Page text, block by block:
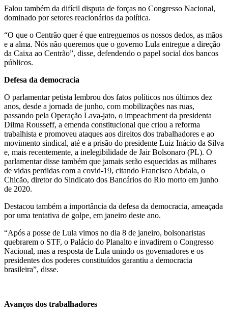
Falou também da difícil disputa de forças no Congresso Nacional,
dominado por setores reacionários da política.
“O que o Centrão quer é que entreguemos os nossos dedos, as mãos
e a alma. Nós não queremos que o governo Lula entregue a direção
da Caixa ao Centrão”, disse, defendendo o papel social dos bancos
públicos.
Defesa da democracia
O parlamentar petista lembrou dos fatos políticos nos últimos dez
anos, desde a jornada de junho, com mobilizações nas ruas,
passando pela Operação Lava-jato, o impeachment da presidenta
Dilma Rousseff, a emenda constitucional que criou a reforma
trabalhista e promoveu ataques aos direitos dos trabalhadores e ao
movimento sindical, até e a prisão do presidente Luiz Inácio da Silva
e, mais recentemente, a inelegibilidade de Jair Bolsonaro (PL). O
parlamentar disse também que jamais serão esquecidas as milhares
de vidas perdidas com a covid-19, citando Francisco Abdala, o
Chicão, diretor do Sindicato dos Bancários do Rio morto em junho
de 2020.
Destacou também a importância da defesa da democracia, ameaçada
por uma tentativa de golpe, em janeiro deste ano.
“Após a posse de Lula vimos no dia 8 de janeiro, bolsonaristas
quebrarem o STF, o Palácio do Planalto e invadirem o Congresso
Nacional, mas a resposta de Lula unindo os governadores e os
presidentes dos poderes constituídos garantiu a democracia
brasileira”, disse.
Avanços dos trabalhadores